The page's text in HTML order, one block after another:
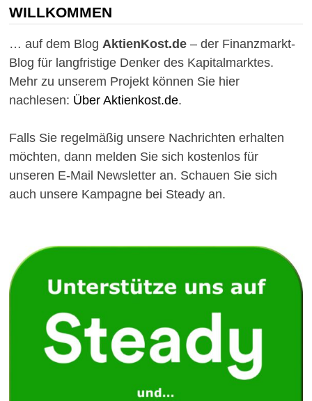
WILLKOMMEN
… auf dem Blog AktienKost.de– der Finanzmarkt-
Blog für langfristige Denker des Kapitalmarktes.
Mehr zu unserem Projekt können Sie hier
nachlesen: Über Aktienkost.de.
Falls Sie regelmäßig unsere Nachrichten erhalten
möchten, dann melden Sie sich kostenlos für
unseren E-Mail Newsletter an. Schauen Sie sich
auch unsere Kampagne bei Steady an.